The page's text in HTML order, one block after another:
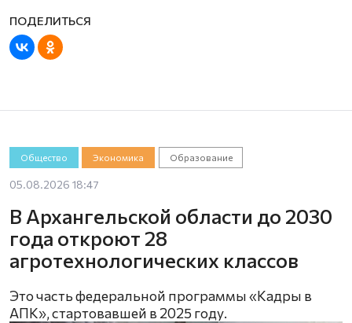
Общество Экономика Образование
05.08.2026 18:47
В Архангельской области до 2030
года откроют 28
агротехнологических классов
Это часть федеральной программы «Кадры в
АПК», стартовавшей в 2025 году.